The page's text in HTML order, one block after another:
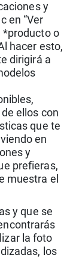
y
en “Ver
*producto o
hacer esto,
dirigirá a
ellos con
que te
en
y
prefieras,
muestra el
y que se
la foto
los